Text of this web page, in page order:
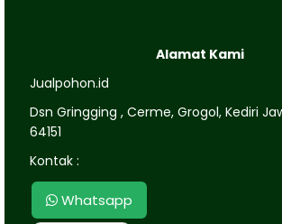
Alamat Kami
Jualpohon.id
Dsn Gringging , Cerme, Grogol, Kediri
64151
Kontak :
Whatsapp